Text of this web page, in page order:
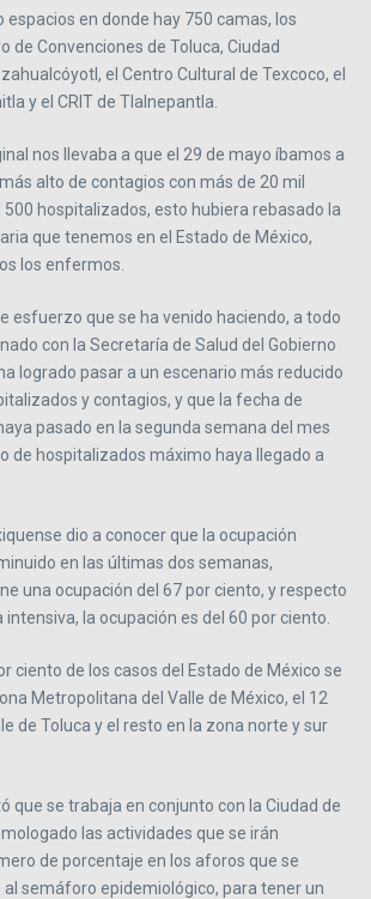
espacios en donde hay 750 camas, los
de Convenciones de Toluca, Ciudad
el Centro Cultural de Texcoco, el
y el CRIT de Tlalnepantla.
nos llevaba a que el 29 de mayo íbamos a
alto de contagios con más de 20 mil
hospitalizados, esto hubiera rebasado la
que tenemos en el Estado de México,
los enfermos.
esfuerzo que se ha venido haciendo, a todo
con la Secretaría de Salud del Gobierno
logrado pasar a un escenario más reducido
y contagios, y que la fecha de
pasado en la segunda semana del mes
de hospitalizados máximo haya llegado a
dio a conocer que la ocupación
en las últimas dos semanas,
una ocupación del 67 por ciento, y respecto
la ocupación es del 60 por ciento.
ciento de los casos del Estado de México se
Metropolitana del Valle de México, el 12
de Toluca y el resto en la zona norte y sur
que se trabaja en conjunto con la Ciudad de
las actividades que se irán
de porcentaje en los aforos que se
al semáforo epidemiológico, para tener un